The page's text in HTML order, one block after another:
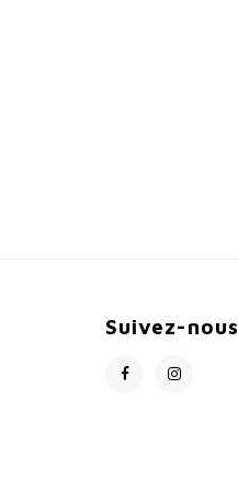
Suivez-nous